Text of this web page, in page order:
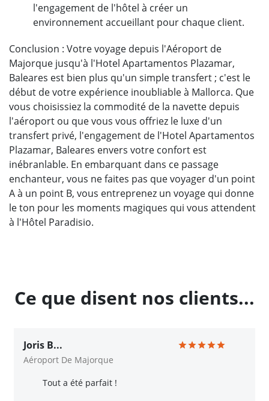
l'engagement de l'hôtel à créer un
environnement accueillant pour chaque client.
Conclusion : Votre voyage depuis l'Aéroport de
Majorque jusqu'à l'Hotel Apartamentos Plazamar,
Baleares est bien plus qu'un simple transfert ; c'est le
début de votre expérience inoubliable à Mallorca. Que
vous choisissiez la commodité de la navette depuis
l'aéroport ou que vous vous offriez le luxe d'un
transfert privé, l'engagement de l'Hotel Apartamentos
Plazamar, Baleares envers votre confort est
inébranlable. En embarquant dans ce passage
enchanteur, vous ne faites pas que voyager d'un point
A à un point B, vous entreprenez un voyage qui donne
le ton pour les moments magiques qui vous attendent
à l'Hôtel Paradisio.
Ce que disent nos clients...
Joris B...
Aéroport De Majorque
Tout a été parfait !